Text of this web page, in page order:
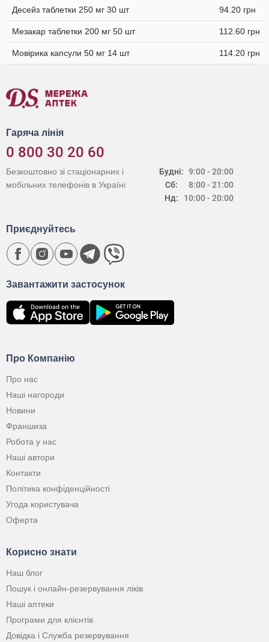
Десейз таблетки 250 мг 30 шт 94.20 грн
Мезакар таблетки 200 мг 50 шт 112.60 грн
Мовірика капсули 50 мг 14 шт 114.20 грн
Гаряча лінія
0 800 30 20 60
Будні:
Сб:
Нд:
9:00 - 20:00
8:00 - 21:00
10:00 - 20:00
Безкоштовно зі стаціонарних і
мобільних телефонів в Україні
Про Компанію
Про нас
Наші нагороди
Новини
Франшиза
Робота у нас
Наші автори
Контакти
Політика конфіденційності
Угода користувача
Оферта
Корисно знати
Наш блог
Пошук і онлайн-резервування ліків
Наші аптеки
Програми для клієнтів
Довідка і Служба резервування
Завантажити застосунок
Приєднуйтесь